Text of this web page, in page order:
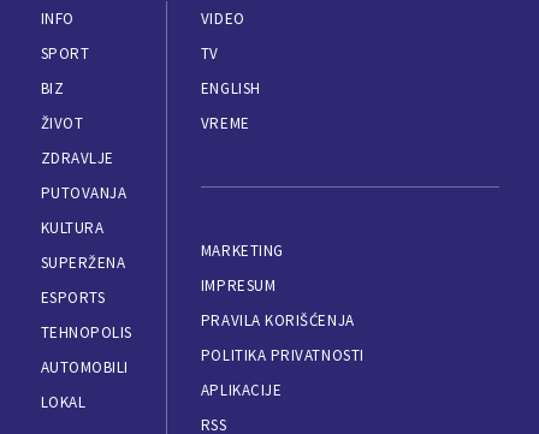
INFO
SPORT
BIZ
ŽIVOT
ZDRAVLJE
PUTOVANJA
KULTURA
SUPERŽENA
ESPORTS
TEHNOPOLIS
AUTOMOBILI
LOKAL
VIDEO
TV
ENGLISH
VREME
MARKETING
IMPRESUM
PRAVILA KORIŠĆENJA
POLITIKA PRIVATNOSTI
APLIKACIJE
RSS